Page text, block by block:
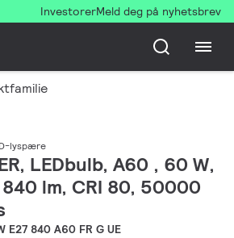
InvestorerMeld deg på nyhetsbrev
lyspære
LEDbulb, A60 , 60 W,
lm, CRI 80, 50000
E27 840 A60 FR G UE